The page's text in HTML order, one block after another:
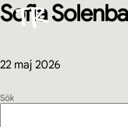
Hoppa
till
Hoppa
till
Hoppa
till
sidofältet
Hoppa
till
Sofia
22 maj 2026
Primärt
Sök